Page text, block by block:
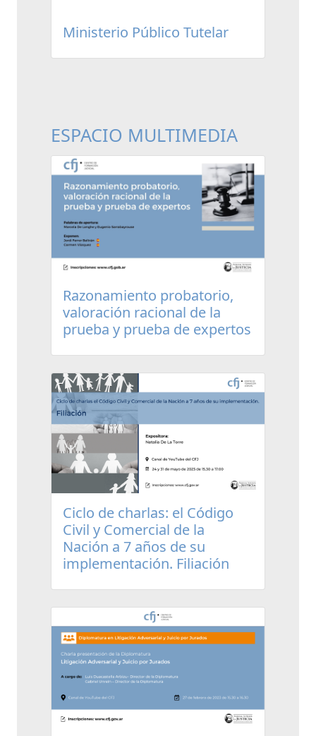
Ministerio Público Tutelar
ESPACIO MULTIMEDIA
Razonamiento probatorio,
valoración racional de la
prueba y prueba de expertos
Ciclo de charlas: el Código
Civil y Comercial de la
Nación a 7 años de su
implementación. Filiación